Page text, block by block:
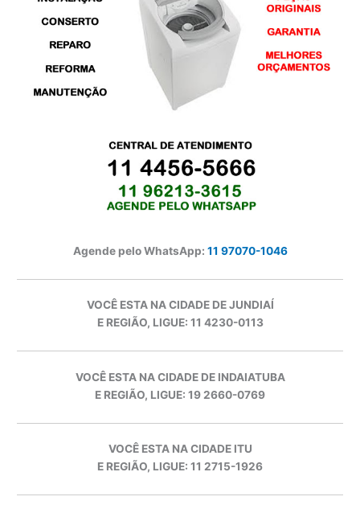
Agende pelo WhatsApp: 11 97070-1046
VOCÊ ESTA NA CIDADE DE JUNDIAÍ
E REGIÃO, LIGUE: 11 4230-0113
VOCÊ ESTA NA CIDADE DE INDAIATUBA
E REGIÃO, LIGUE: 19 2660-0769
VOCÊ ESTA NA CIDADE ITU
E REGIÃO, LIGUE: 11 2715-1926